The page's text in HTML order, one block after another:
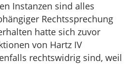
Instanzen sind alles
Rechtssprechung
hatte sich zuvor
von Hartz IV
rechtswidrig sind, weil